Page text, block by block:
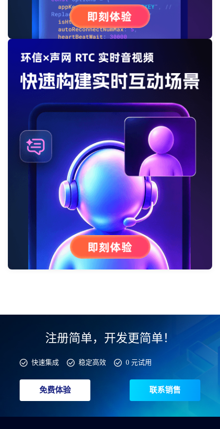
注册简单，开发更简单！
快速集成 稳定高效 0 元试用
免费体验 联系销售